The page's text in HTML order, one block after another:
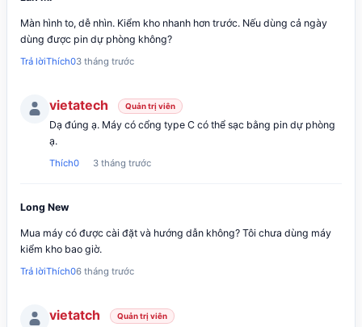
Màn hình to, dễ nhìn. Kiểm kho nhanh hơn trước. Nếu dùng cả ngày
dùng được pin dự phòng không?
Trả lờiThích03 tháng trước
vietatech Quản trị viên
Dạ đúng ạ. Máy có cổng type C có thể sạc bằng pin dự phòng
ạ.
Thích0 3 tháng trước
Long New
Mua máy có được cài đặt và hướng dẫn không? Tôi chưa dùng máy
kiểm kho bao giờ.
Trả lờiThích06 tháng trước
vietatch Quản trị viên